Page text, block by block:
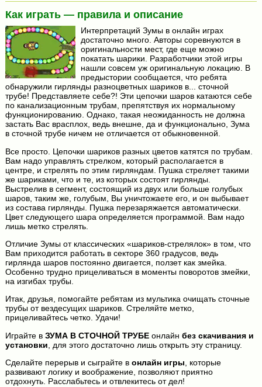
Как играть — правила и описание
Интерпретаций Зумы в онлайн играх
достаточно много. Авторы соревнуются в
оригинальности мест, где еще можно
покатать шарики. Разработчики этой игры
нашли совсем уж оригинальную локацию. В
предыстории сообщается, что ребята
обнаружили гирлянды разноцветных шариков в... сточной
трубе! Представляете себе?! Эти цепочки шаров катаются себе
по канализационным трубам, препятствуя их нормальному
функционированию. Однако, такая неожиданность не должна
застать Вас врасплох, ведь внешне, да и функционально, Зума
в сточной трубе ничем не отличается от обыкновенной.
Все просто. Цепочки шариков разных цветов катятся по трубам.
Вам надо управлять стрелком, который располагается в
центре, и стрелять по этим гирляндам. Пушка стреляет такими
же шариками, что и те, из которых состоят гирлянды.
Выстрелив в сегмент, состоящий из двух или больше голубых
шаров, таким же, голубым, Вы уничтожаете его, и он выбывает
из состава гирлянды. Пушка перезаряжается автоматически.
Цвет следующего шара определяется программой. Вам надо
лишь метко стрелять.
Отличие Зумы от классических «шариков-стрелялок» в том, что
Вам приходится работать в секторе 360 градусов, ведь
гирлянда шаров постоянно двигается, ползет как змейка.
Особенно трудно прицеливаться в моменты поворотов змейки,
на изгибах трубы.
Итак, друзья, помогайте ребятам из мультика очищать сточные
трубы от вездесущих шариков. Стреляйте метко,
прицеливайтесь четко. Удачи!
Играйте в ЗУМА В СТОЧНОЙ ТРУБЕонлайн без скачивания и
установки , для этого достаточно лишь открыть эту страницу.
Сделайте перерыв и сыграйте в онлайн игры, которые
развивают логику и воображение, позволяют приятно
отдохнуть. Расслабьтесь и отвлекитесь от дел!